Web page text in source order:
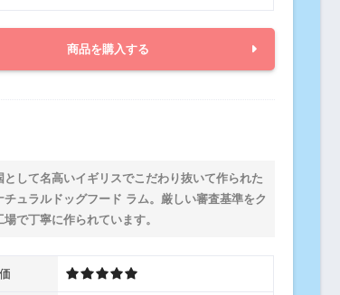
商品を購入する
として名高いイギリスでこだわり抜いて作られた
チュラルドッグフード ラム。厳しい審査基準をク
場で丁寧に作られています。